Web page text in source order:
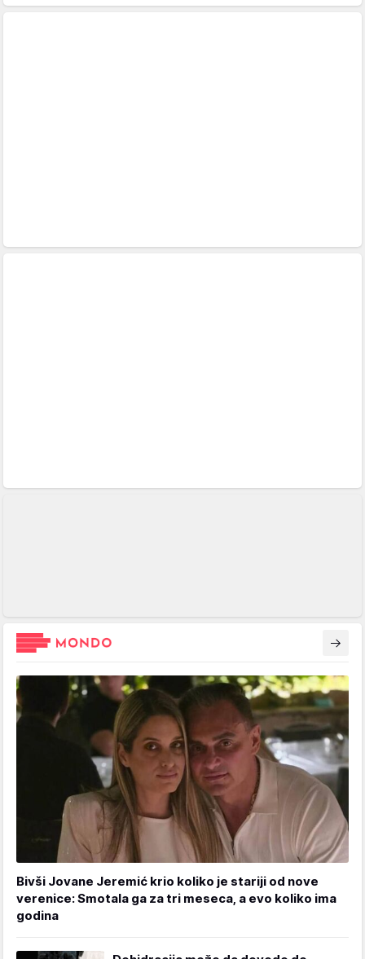
Bivši Jovane Jeremić krio koliko je stariji od nove
verenice: Smotala ga za tri meseca, a evo koliko ima
godina